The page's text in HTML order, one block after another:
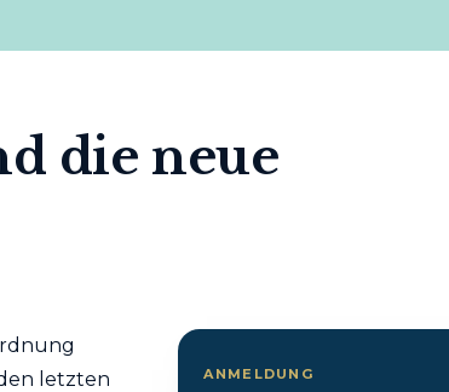
die neue
letzten
ANMELDUNG